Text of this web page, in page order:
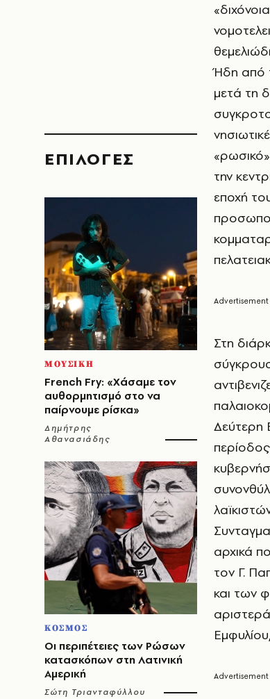
EΠΙΛΟΓΈΣ
ΜΟΥΣΙΚΗ
French Fry: «Χάσαμε τον
αυθορμητισμό στο να
παίρνουμε ρίσκα»
Δημήτρης
Αθανασιάδης
ΚΟΣΜΟΣ
Οι περιπέτειες των Ρώσων
κατασκόπων στη Λατινική
Αμερική
Σώτη Τριανταφύλλου
Ήδη από
μετά τη
την
εποχή
Στη
Δεύτερη
αρχικά
τον Γ.
και των